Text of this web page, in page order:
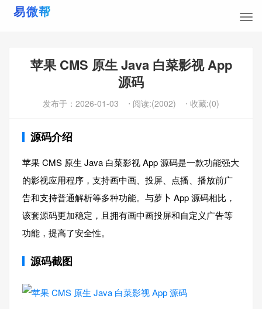
苹果 CMS 原生 Java 白菜影视 App
源码
发布于： 2026-01-03 ⋅ 阅读:(2002) ⋅ 收藏:(0)
源码介绍
苹果 CMS 原生 Java 白菜影视 App 源码是一款功能强大
的影视应用程序，支持画中画、投屏、点播、播放前广
告和支持普通解析等多种功能。与萝卜 App 源码相比，
该套源码更加稳定，且拥有画中画投屏和自定义广告等
功能，提高了安全性。
源码截图